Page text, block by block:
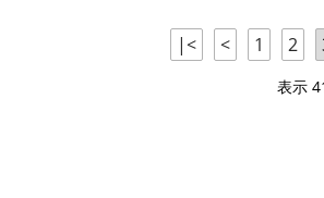
|< < 1 2
表示